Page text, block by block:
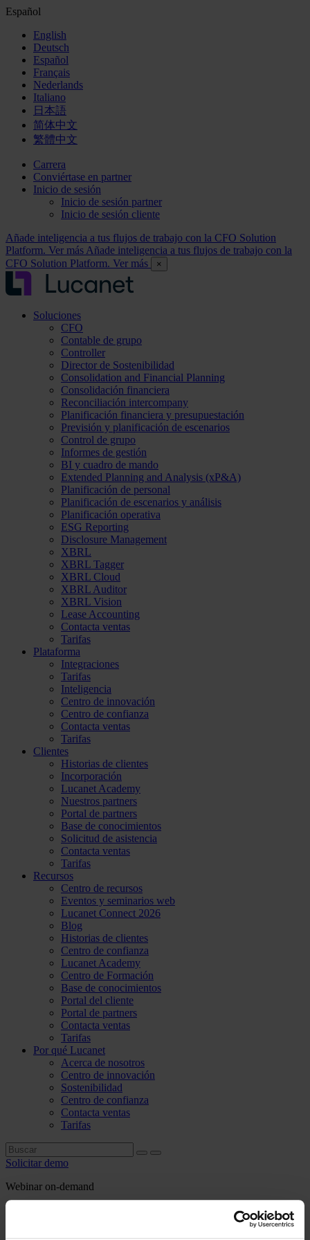
Español
English
Deutsch
Español
Français
Nederlands
Italiano
日本語
简体中文
繁體中文
Carrera
Conviértase en partner
Inicio de sesión
Inicio de sesión partner
Inicio de sesión cliente
Añade inteligencia a tus flujos de trabajo con la CFO Solution
Platform. Ver más Añade inteligencia a tus flujos de trabajo con la
CFO Solution Platform. Ver más
×
Soluciones
CFO
Contable de grupo
Controller
Director de Sostenibilidad
Consolidation and Financial Planning
Consolidación financiera
Reconciliación intercompany
Planificación financiera y presupuestación
Previsión y planificación de escenarios
Control de grupo
Informes de gestión
BI y cuadro de mando
Extended Planning and Analysis (xP&A)
Planificación de personal
Planificación de escenarios y análisis
Planificación operativa
ESG Reporting
Disclosure Management
XBRL
XBRL Tagger
XBRL Cloud
XBRL Auditor
XBRL Vision
Lease Accounting
Contacta ventas
Tarifas
Plataforma
Integraciones
Tarifas
Inteligencia
Centro de innovación
Centro de confianza
Contacta ventas
Tarifas
Clientes
Historias de clientes
Incorporación
Lucanet Academy
Nuestros partners
Portal de partners
Base de conocimientos
Solicitud de asistencia
Contacta ventas
Tarifas
Recursos
Centro de recursos
Eventos y seminarios web
Lucanet Connect 2026
Blog
Historias de clientes
Centro de confianza
Lucanet Academy
Centro de Formación
Base de conocimientos
Portal del cliente
Portal de partners
Contacta ventas
Tarifas
Por qué Lucanet
Acerca de nosotros
Centro de innovación
Sostenibilidad
Centro de confianza
Contacta ventas
Tarifas
Solicitar demo
Webinar on-demand
Tu Ruta al Éxito: Domina la Migración a
la Nube con Claridad